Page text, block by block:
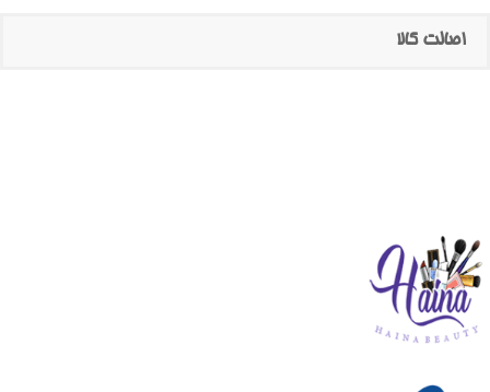
اصالت کالا